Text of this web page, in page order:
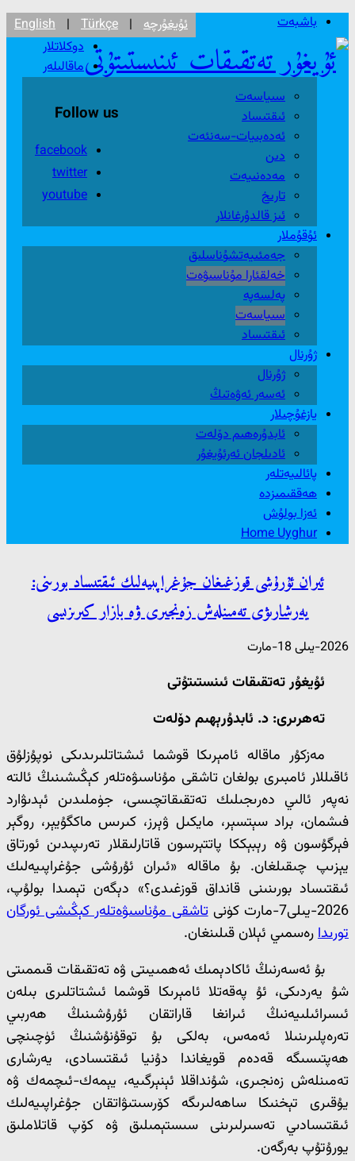
ئۇيغۇرچە |
English | Türkçe
Follow us
facebook
twitter
youtube
باشبەت
دوكلاتلار
ماقالىلەر
سىياسەت
ئىقتىساد
ئەدەبىيات-سەنئەت
دىن
مەدەنىيەت
تارىخ
ئىز قالدۇرغانلار
ئۇقۇملار
جەمئىيەتشۇناسلىق
خەلقئارا مۇناسىۋەت
پەلسەپە
سىياسەت
ئىقتىساد
ژۇرنال
ژۇرنال
ئەسەر ئەۋەتىڭ
يازغۇچىلار
ئابدۇرەھىم دۆلەت
ئادىلجان ئەرئۇيغۇر
پائالىيەتلەر
ھەققىمىزدە
ئەزا بولۇش
Home Uyghur
ئىران ئۇرۇشى قوزغىغان جۇغراپىيەلىك ئىقتىساد بورىنى:
يەرشارىۋى تەمىنلەش زەنجىرى ۋە بازار كىرىزىسى
2026-يىلى 18-مارت
ئۇيغۇر تەتقىقات ئىنستىتۇتى
تەھرىرى: د. ئابدۇرېھىم دۆلەت
مەزكۇر ماقالە ئامېرىكا قوشما ئىشتاتلىرىدىكى نوپۇزلۇق
ئاقىللار ئامبىرى بولغان تاشقى مۇناسىۋەتلەر كېڭىشىنىڭ ئالتە
نەپەر ئالىي دەرىجىلىك تەتقىقاتچىسى، جۈملىدىن ئېدىۋارد
فىشمان، براد سېتسېر، مايكىل ۋېرز، كىرىس ماكگۇيېر، روگېر
فېرگۇسون ۋە رېبېككا پاتتېرسون قاتارلىقلار تەرىپىدىن ئورتاق
يېزىپ چىقىلغان. بۇ ماقالە «ئىران ئۇرۇشى جۇغراپىيەلىك
ئىقتىساد بورىنىنى قانداق قوزغىدى؟» دېگەن تېمىدا بولۇپ،
2026-يىلى7-مارت كۈنى
تاشقى مۇناسىۋەتلەر كېڭىشى ئورگان
تورىدارەسمىي ئېلان قىلىنغان.
بۇ ئەسەرنىڭ ئاكادېمىك ئەھمىيىتى ۋە تەتقىقات قىممىتى
شۇ يەردىكى، ئۇ پەقەتلا ئامېرىكا قوشما ئىشتاتلىرى بىلەن
ئىسرائىلىيەنىڭ ئىرانغا قاراتقان ئۇرۇشىنىڭ ھەربىي
تەرەپلىرىنىلا ئەمەس، بەلكى بۇ توقۇنۇشنىڭ ئۈچىنچى
ھەپتىسىگە قەدەم قويغاندا دۇنيا ئىقتىسادى، يەرشارى
تەمىنلەش زەنجىرى، شۇنداقلا ئېنېرگىيە، يېمەك-ئىچمەك ۋە
يۇقىرى تېخنىكا ساھەلىرىگە كۆرسىتىۋاتقان جۇغراپىيەلىك
ئىقتىسادىي تەسىرلىرىنى سىستېمىلىق ۋە كۆپ قاتلاملىق
يورۇتۇپ بەرگەن.